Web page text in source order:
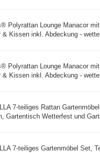
Polyrattan Lounge Manacor
& Kissen inkl. Abdeckung -
Polyrattan Lounge Manacor
& Kissen inkl. Abdeckung -
7-teiliges Rattan
Gartentisch Wetterfest und
7-teiliges Gartenmöbel Set,